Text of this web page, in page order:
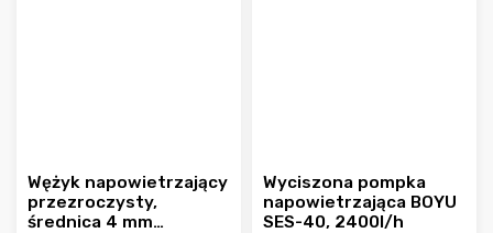
Wężyk napowietrzający
przezroczysty,
średnica 4 mm
Wyciszona pompka
napowietrzająca BOYU
SES-40, 2400l/h